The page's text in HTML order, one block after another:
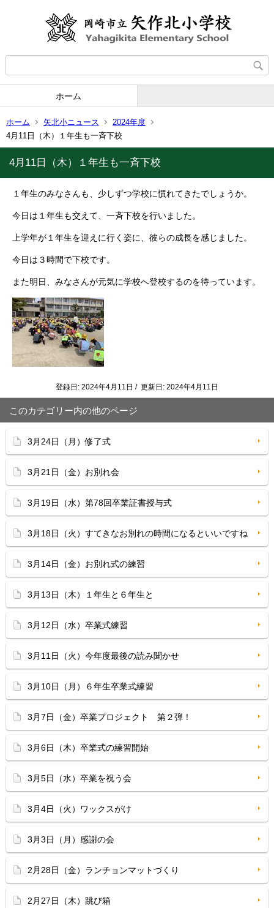
ホーム
ホーム 矢北小ニュース
2024年度
4月11日（木）１年生も一斉下校
4月11日（木）１年生も一斉下校
１年生のみなさんも、少しずつ学校に慣れてきたでしょうか。
今日は１年生も交えて、一斉下校を行いました。
上学年が１年生を迎えに行く姿に、彼らの成長を感じました。
今日は３時間で下校です。
また明日、みなさんが元気に学校へ登校するのを待っています。
登録日: 2024年4月11日 / 更新日: 2024年4月11日
このカテゴリー内の他のページ
3月24日（月）修了式
3月21日（金）お別れ会
3月19日（水）第78回卒業証書授与式
3月18日（火）すてきなお別れの時間になるといいですね
3月14日（金）お別れ式の練習
3月13日（木）１年生と６年生と
3月12日（水）卒業式練習
3月11日（火）今年度最後の読み聞かせ
3月10日（月）６年生卒業式練習
3月7日（金）卒業プロジェクト 第２弾！
3月6日（木）卒業式の練習開始
3月5日（水）卒業を祝う会
3月4日（火）ワックスがけ
3月3日（月）感謝の会
2月28日（金）ランチョンマットづくり
2月27日（木）跳び箱